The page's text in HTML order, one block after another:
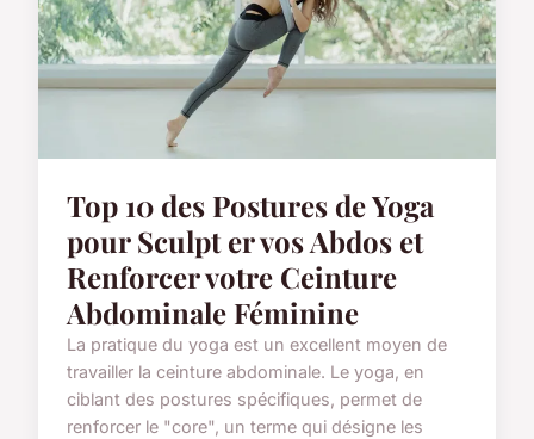
Top 10 des Postures de Yoga
pour Sculpt er vos Abdos et
Renforcer votre Ceinture
Abdominale Féminine
La pratique du yoga est un excellent moyen de
travailler la ceinture abdominale. Le yoga, en
ciblant des postures spécifiques, permet de
renforcer le "core", un terme qui désigne les